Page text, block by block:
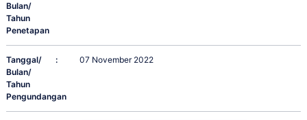
Bulan/
Tahun
Penetapan
Tanggal/
Bulan/
Tahun
Pengundangan
: 07 November 2022